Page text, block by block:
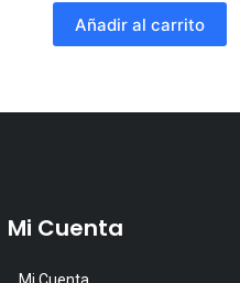
Añadir al carrito
Mi Cuenta